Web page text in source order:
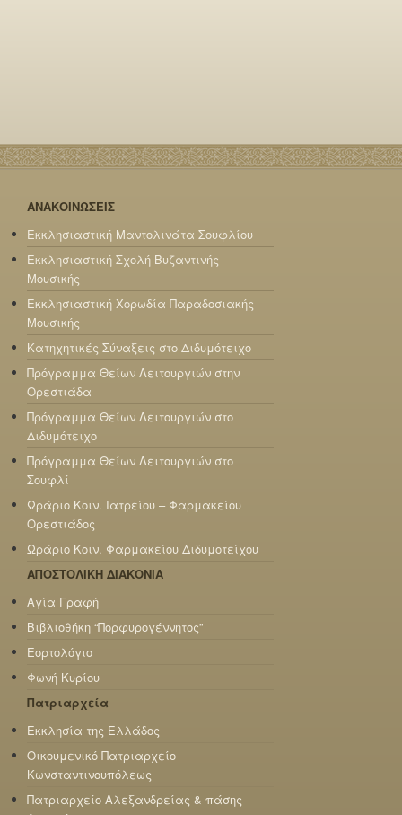
ΑΝΑΚΟΙΝΩΣΕΙΣ
Εκκλησιαστική Μαντολινάτα Σουφλίου
Εκκλησιαστική Σχολή Βυζαντινής
Μουσικής
Εκκλησιαστική Χορωδία Παραδοσιακής
Μουσικής
Κατηχητικές Σύναξεις στο Διδυμότειχο
Πρόγραμμα Θείων Λειτουργιών στην
Ορεστιάδα
Πρόγραμμα Θείων Λειτουργιών στο
Διδυμότειχο
Πρόγραμμα Θείων Λειτουργιών στο
Σουφλί
Ωράριο Κοιν. Ιατρείου – Φαρμακείου
Ορεστιάδος
Ωράριο Κοιν. Φαρμακείου Διδυμοτείχου
ΑΠΟΣΤΟΛΙΚΗ ΔΙΑΚΟΝΙΑ
Αγία Γραφή
Βιβλιοθήκη “Πορφυρογέννητος”
Εορτολόγιο
Φωνή Κυρίου
Πατριαρχεία
Εκκλησία της Ελλάδος
Οικουμενικό Πατριαρχείο
Κωνσταντινουπόλεως
Πατριαρχείο Αλεξανδρείας & πάσης